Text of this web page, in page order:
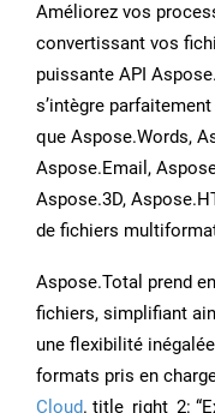
Améliorez vos
convertissant vos
puissante API
s’intègre
que Aspose.Words,
Aspose.Email,
Aspose.3D,
de fichiers
Aspose.Total prend
fichiers, simplifiant
une flexibilité
formats pris en
Cloud. title_right_2: